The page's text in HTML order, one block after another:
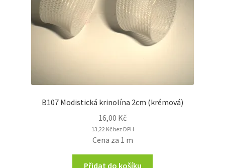
B107 Modistická krinolína 2cm (krémová)
16,00 Kč
13,22 Kčbez DPH
Cena za 1 m
Přidat do košíku